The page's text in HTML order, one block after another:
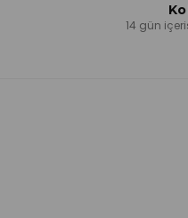
14 gün